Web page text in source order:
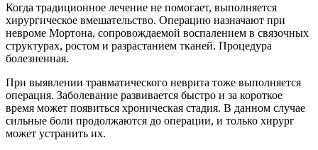
Когда традиционное лечение не помогает, выполняется
хирургическое вмешательство. Операцию назначают при
невроме Мортона, сопровождаемой воспалением в связочных
структурах, ростом и разрастанием тканей. Процедура
болезненная.
При выявлении травматического неврита тоже выполняется
операция. Заболевание развивается быстро и за короткое
время может появиться хроническая стадия. В данном случае
сильные боли продолжаются до операции, и только хирург
может устранить их.